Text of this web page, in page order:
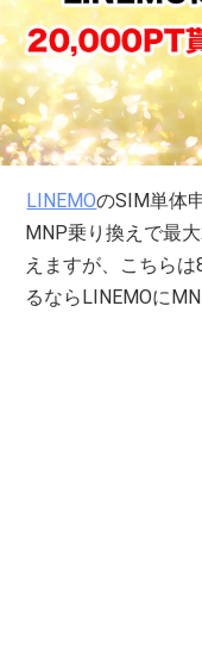
LINEMOのSIM単体
MNP乗り換えで最
えますが、こちら
るならLINEMOに